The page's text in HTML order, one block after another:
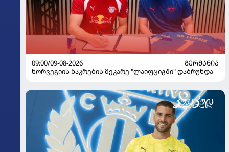
09:00/09-08-2026
ᲒᲔᲠᲛᲐᲜᲘᲐ
ნორვეგიის ნაკრების მეკარე "ლაიფციგში" დაბრუნდა